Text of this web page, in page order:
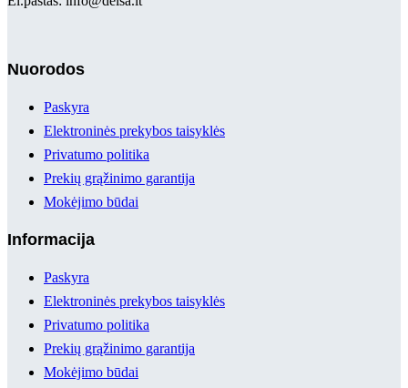
Nuorodos
Paskyra
Elektroninės prekybos taisyklės
Privatumo politika
Prekių grąžinimo garantija
Mokėjimo būdai
Informacija
Paskyra
Elektroninės prekybos taisyklės
Privatumo politika
Prekių grąžinimo garantija
Mokėjimo būdai